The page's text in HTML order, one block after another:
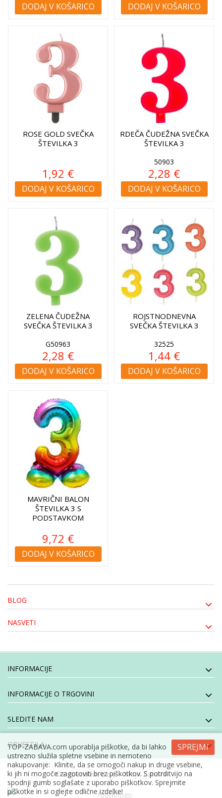
DODAJ V KOŠARICO DODAJ V KOŠARICO
ROSE GOLD SVEČKA
ŠTEVILKA 3
1,92 €
DODAJ V KOŠARICO
RDEČA ČUDEŽNA SVEČKA
ŠTEVILKA 3
50903
2,28 €
DODAJ V KOŠARICO
ZELENA ČUDEŽNA
SVEČKA ŠTEVILKA 3
G50963
2,28 €
DODAJ V KOŠARICO
ROJSTNODNEVNA
SVEČKA ŠTEVILKA 3
32525
1,44 €
DODAJ V KOŠARICO
MAVRIČNI BALON
ŠTEVILKA 3 S
PODSTAVKOM
9,72 €
DODAJ V KOŠARICO
BLOG
NASVETI
INFORMACIJE
INFORMACIJE O TRGOVINI
SLEDITE NAM
OBVESTILA:
© E-specialisti, d.o.o- Moja Zabava
SPREJMI
TOP-ZABAVA.com uporablja piškotke, da bi lahko
ustrezno služila spletne vsebine in nemoteno
nakupovanje: Klinite, da se omogoči nakup in druge vsebine,
ki jih ni mogoče zagotoviti brez piškotkov. S potrditvijo na
spodnji gumb soglašate z uporabo piškotkov. Sprejmite
piškotke in si oglejte odlične izdelke!